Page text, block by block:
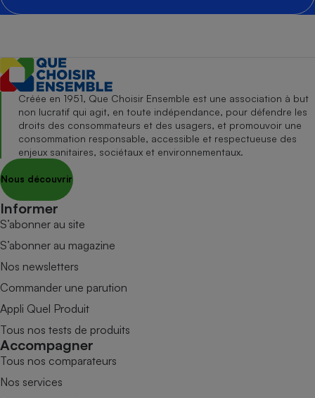
Créée en 1951, Que Choisir Ensemble est une association à but
non lucratif qui agit, en toute indépendance, pour défendre les
droits des consommateurs et des usagers, et promouvoir une
consommation responsable, accessible et respectueuse des
enjeux sanitaires, sociétaux et environnementaux.
Nous découvrir
Informer
S’abonner au site
S’abonner au magazine
Nos newsletters
Commander une parution
Appli Quel Produit
Tous nos tests de produits
Accompagner
Tous nos comparateurs
Nos services